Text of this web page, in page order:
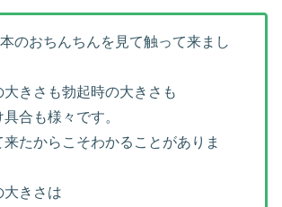
のおちんちんを見て触って来まし
きさも勃起時の大きさも
合も様々です。
たからこそわかることがありま
大きさは